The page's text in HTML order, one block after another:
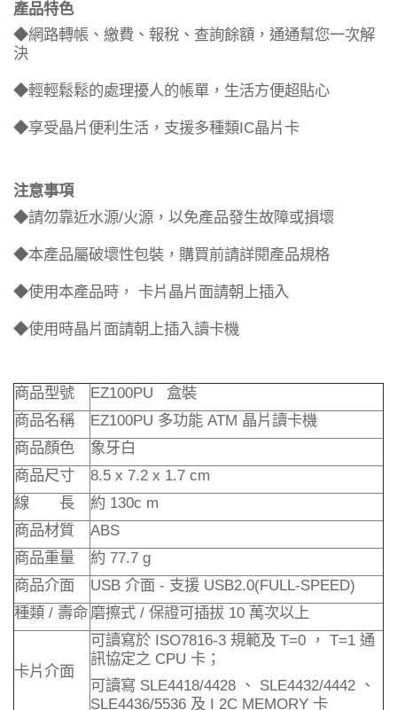
產品特色
◆網路轉帳、繳費、報稅、查詢餘額，通通幫您一次解
決
◆輕輕鬆鬆的處理擾人的帳單，生活方便超貼心
◆享受晶片便利生活，支援多種類IC晶片卡
注意事項
◆請勿靠近水源/火源，以免產品發生故障或損壞
◆本產品屬破壞性包裝，購買前請詳閱產品規格
◆使用本產品時， 卡片晶片面請朝上插入
◆使用時晶片面請朝上插入讀卡機
商品型號 EZ100PU 盒裝
商品名稱
EZ100PU 多功能 ATM 晶片讀卡機
商品顏色
象牙白
商品尺寸
8.5 x 7.2 x 1.7 cm
線 長 約 130c m
商品材質 ABS
商品重量 約 77.7 g
商品介面 USB 介面 - 支援 USB2.0(FULL-SPEED)
種類 / 壽命 磨擦式 / 保證可插拔 10 萬次以上
卡片介面
可讀寫於 ISO7816-3 規範及 T=0 ， T=1 通
訊協定之 CPU 卡；
可讀寫 SLE4418/4428 、 SLE4432/4442 、
SLE4436/5536 及 I 2C MEMORY 卡